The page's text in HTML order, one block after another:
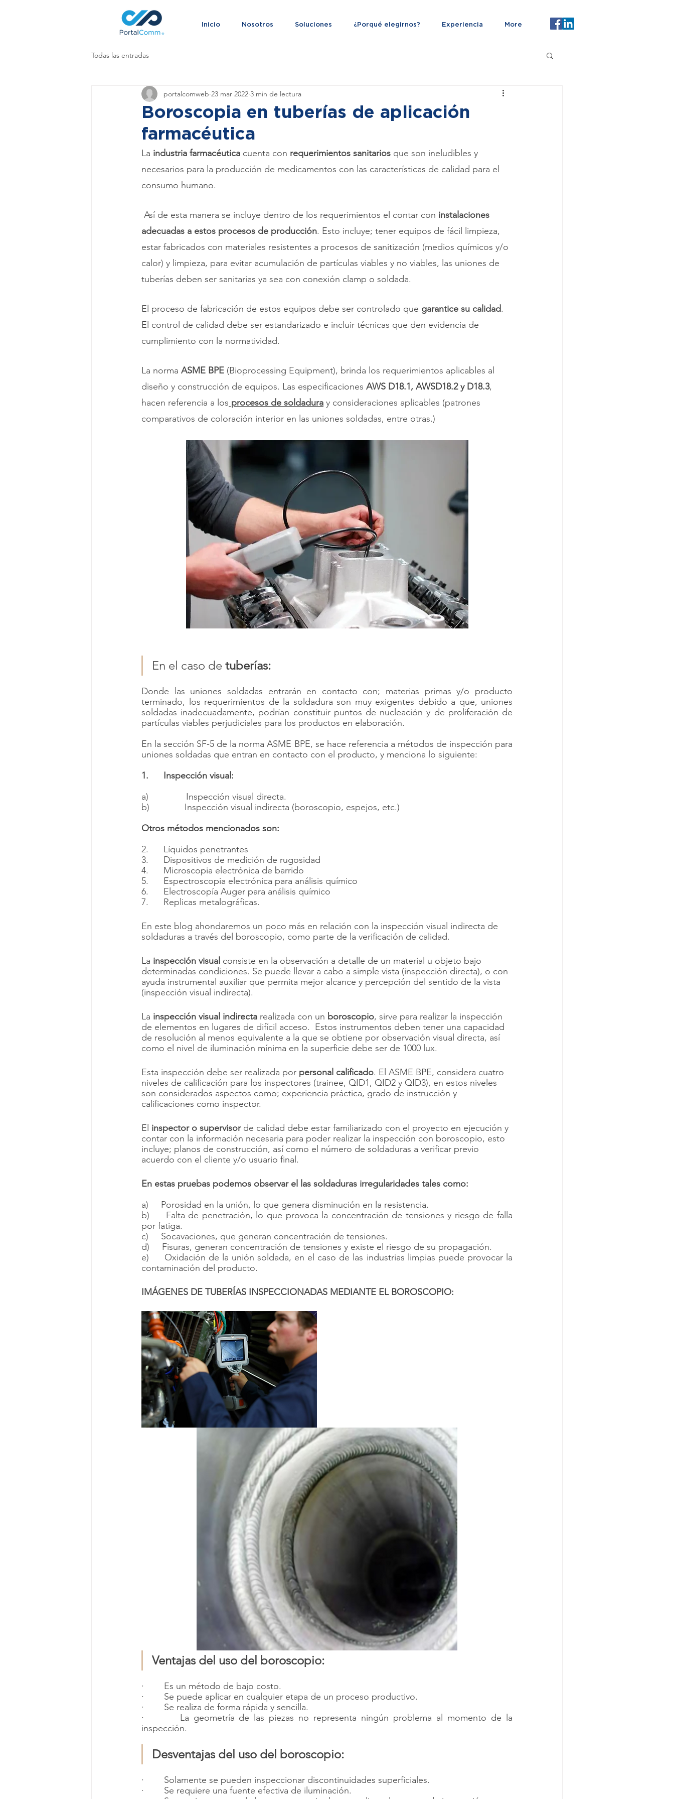
Inicio Nosotros Soluciones ¿Porqué elegirnos? Experiencia More
Todas las entradas
Boroscopia en tuberías de aplicación
farmacéutica
portalcomweb 23 mar 2022 3 min de lectura
La industria farmacéutica cuenta con requerimientos sanitarios que son ineludibles y
necesarios para la producción de medicamentos con las características de calidad para el
consumo humano.
Así de esta manera se incluye dentro de los requerimientos el contar con instalaciones
adecuadas a estos procesos de producción. Esto incluye; tener equipos de fácil limpieza,
estar fabricados con materiales resistentes a procesos de sanitización (medios químicos y/o
calor) y limpieza, para evitar acumulación de partículas viables y no viables, las uniones de
tuberías deben ser sanitarias ya sea con conexión clamp o soldada.
El proceso de fabricación de estos equipos debe ser controlado que garantice su calidad.
El control de calidad debe ser estandarizado e incluir técnicas que den evidencia de
cumplimiento con la normatividad.
La norma ASME BPE (Bioprocessing Equipment), brinda los requerimientos aplicables al
diseño y construcción de equipos. Las especificaciones AWS D18.1, AWSD18.2 y D18.3,
hacen referencia a los procesos de soldadura y consideraciones aplicables (patrones
comparativos de coloración interior en las uniones soldadas, entre otras.)
En el caso de tuberías:
Donde las uniones soldadas entrarán en contacto con; materias primas y/o producto
terminado, los requerimientos de la soldadura son muy exigentes debido a que, uniones
soldadas inadecuadamente, podrían constituir puntos de nucleación y de proliferación de
partículas viables perjudiciales para los productos en elaboración.
En la sección SF-5 de la norma ASME BPE, se hace referencia a métodos de inspección para
uniones soldadas que entran en contacto con el producto, y menciona lo siguiente:
1.      Inspección visual:
a)               Inspección visual directa.
b)              Inspección visual indirecta (boroscopio, espejos, etc.)
Otros métodos mencionados son:
2.      Líquidos penetrantes
3.      Dispositivos de medición de rugosidad
4.      Microscopia electrónica de barrido
5.      Espectroscopia electrónica para análisis químico
6.      Electroscopía Auger para análisis químico
7.      Replicas metalográficas.
En este blog ahondaremos un poco más en relación con la inspección visual indirecta de
soldaduras a través del boroscopio, como parte de la verificación de calidad.
La inspección visual consiste en la observación a detalle de un material u objeto bajo
determinadas condiciones. Se puede llevar a cabo a simple vista (inspección directa), o con
ayuda instrumental auxiliar que permita mejor alcance y percepción del sentido de la vista
(inspección visual indirecta).
La inspección visual indirecta realizada con un boroscopio, sirve para realizar la inspección
de elementos en lugares de difícil acceso.  Estos instrumentos deben tener una capacidad
de resolución al menos equivalente a la que se obtiene por observación visual directa, así
como el nivel de iluminación mínima en la superficie debe ser de 1000 lux.
Esta inspección debe ser realizada por personal calificado. El ASME BPE, considera cuatro
niveles de calificación para los inspectores (trainee, QID1, QID2 y QID3), en estos niveles
son considerados aspectos como; experiencia práctica, grado de instrucción y
calificaciones como inspector.
El inspector o supervisor de calidad debe estar familiarizado con el proyecto en ejecución y
contar con la información necesaria para poder realizar la inspección con boroscopio, esto
incluye; planos de construcción, así como el número de soldaduras a verificar previo
acuerdo con el cliente y/o usuario final.
En estas pruebas podemos observar el las soldaduras irregularidades tales como:
a)     Porosidad en la unión, lo que genera disminución en la resistencia.
b)     Falta de penetración, lo que provoca la concentración de tensiones y riesgo de falla
por fatiga.
c)     Socavaciones, que generan concentración de tensiones.
d)     Fisuras, generan concentración de tensiones y existe el riesgo de su propagación.
e)     Oxidación de la unión soldada, en el caso de las industrias limpias puede provocar la
contaminación del producto.
IMÁGENES DE TUBERÍAS INSPECCIONADAS MEDIANTE EL BOROSCOPIO:
Ventajas del uso del boroscopio:
·        Es un método de bajo costo.
·        Se puede aplicar en cualquier etapa de un proceso productivo.
·        Se realiza de forma rápida y sencilla.
·        La geometría de las piezas no representa ningún problema al momento de la
inspección.
Desventajas del uso del boroscopio:
·        Solamente se pueden inspeccionar discontinuidades superficiales.
·        Se requiere una fuente efectiva de iluminación.